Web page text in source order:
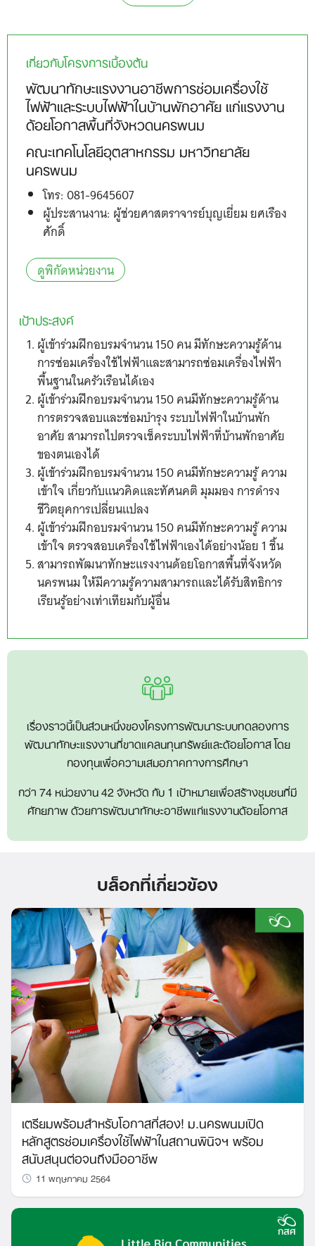
เกี่ยวกับโครงการเบื้องต้น
พัฒนาทักษะแรงงานอาชีพการซ่อมเครื่องใช้
ไฟฟ้าและระบบไฟฟ้าในบ้านพักอาศัย แก่แรงงาน
ด้อยโอกาสพื้นที่จังหวดนครพนม
คณะเทคโนโลยีอุตสาหกรรม มหาวิทยาลัย
นครพนม
โทร: 081-9645607
ผู้ประสานงาน: ผู้ช่วยศาสตราจารย์บุญเยี่ยม ยศเรือง
ศักดิ์
ดูพิกัดหน่วยงาน
เป้าประสงค์
ผู้เข้าร่วมฝึกอบรมจำนวน 150 คน มีทักษะความรู้ด้าน
การซ่อมเครื่องใช้ไฟฟ้าและสามารถซ่อมเครื่องไฟฟ้า
พื้นฐานในครัวเรือนได้เอง
ผู้เข้าร่วมฝึกอบรมจำนวน 150 คนมีทักษะความรู้ด้าน
การตรวจสอบและซ่อมบำรุง ระบบไฟฟ้าในบ้านพัก
อาศัย สามารถไปตรวจเช็คระบบไฟฟ้าที่บ้านพักอาศัย
ของตนเองได้
ผู้เข้าร่วมฝึกอบรมจำนวน 150 คนมีทักษะความรู้ ความ
เข้าใจ เกี่ยวกับแนวคิดและทัศนคติ มุมมอง การดำรง
ชีวิตยุคการเปลี่ยนแปลง
ผู้เข้าร่วมฝึกอบรมจำนวน 150 คนมีทักษะความรู้ ความ
เข้าใจ ตรวจสอบเครื่องใช้ไฟฟ้าเองได้อย่างน้อย 1 ชิ้น
สามารถพัฒนาทักษะแรงงานด้อยโอกาสพื้นที่จังหวัด
นครพนม ให้มีความรู้ความสามารถและได้รับสิทธิการ
เรียนรู้อย่างเท่าเทียมกับผู้อื่น
เรื่องราวนี้เป็นส่วนหนึ่งของโครงการพัฒนาระบบทดลองการ
พัฒนาทักษะแรงงานที่ขาดแคลนทุนทรัพย์และด้อยโอกาส โดย
กองทุนเพื่อความเสมอภาคทางการศึกษา
กว่า 74 หน่วยงาน 42 จังหวัด กับ 1 เป้าหมายเพื่อสร้างชุมชนที่มี
ศักยภาพ ด้วยการพัฒนาทักษะอาชีพแก่แรงงานด้อยโอกาส
บล็อกที่เกี่ยวข้อง
เตรียมพร้อมสำหรับโอกาสที่สอง! ม.นครพนมเปิด
หลักสูตรซ่อมเครื่องใช้ไฟฟ้าในสถานพินิจฯ พร้อม
สนับสนุนต่อจนถึงมืออาชีพ
11 พฤษภาคม 2564